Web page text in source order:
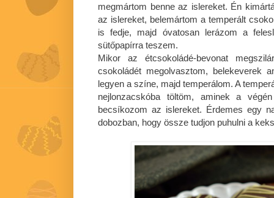
megmártom benne az islereket. Én
az islereket, belemártom a temperált
is fedje, majd óvatosan lerázom a
sütőpapírra teszem.
Mikor az étcsokoládé-bevonat
csokoládét megolvasztom, belekeverek
legyen a színe, majd temperálom. A
nejlonzacskóba töltöm, aminek a
becsíkozom az islereket. Érdemes egy
dobozban, hogy össze tudjon puhulni a